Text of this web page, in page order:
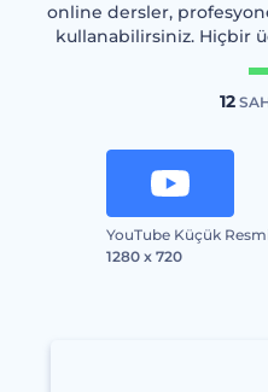
online dersler,
kullanabilirsiniz. Hiçbir
12
YouTube Küçük
1280 x 720